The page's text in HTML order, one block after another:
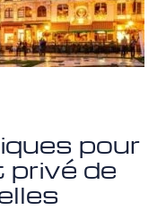
pour
privé de